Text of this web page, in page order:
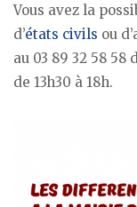
Vous avez la
d’états civils ou
au 03 89 32 58
de 13h30 à 18h.